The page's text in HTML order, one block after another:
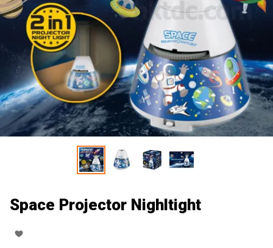
Space Projector Nighltight